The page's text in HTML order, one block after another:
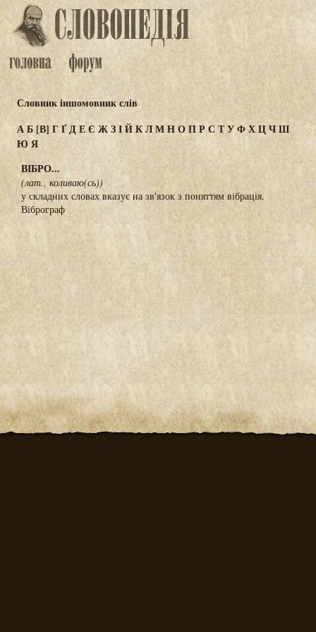
Словник іншомовник слів
АБ [В] ГҐДЕЄ ЖЗІЙКЛМНОПР С ТУФХЦЧШ
Ю Я
ВІБРО...
(лат., коливаю(сь))
у складних словах вказує на зв'язок з поняттям вібрація.
Віброграф